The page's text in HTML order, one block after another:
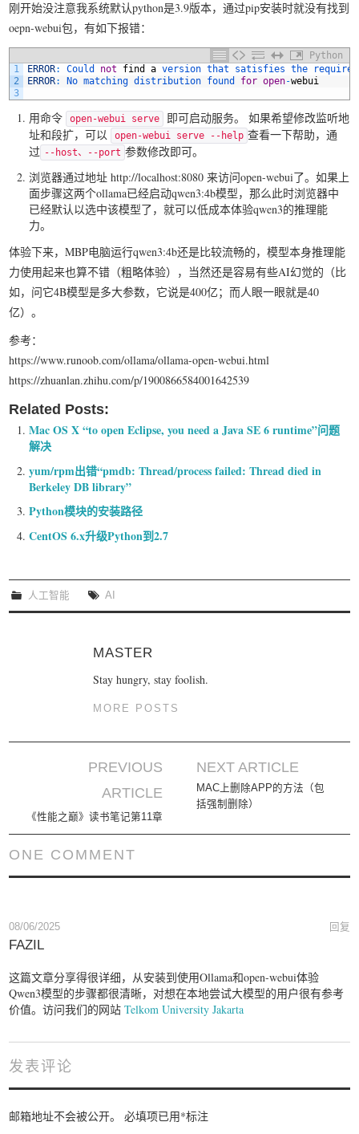
刚开始没注意我系统默认python是3.9版本，通过pip安装时就没有找到
oepn-webui包，有如下报错：
Python
1
2
3
ERROR: Could not find a version that satisfies the
ERROR: No matching distribution found for open-webui
用命令 open-webui serve
即可启动服务。 如果希望修改监听地
址和段扩，可以
open-webui serve --help 查看一下帮助，通
过 --host、--port 参数修改即可。
浏览器通过地址 http://localhost:8080 来访问open-webui了。如果上
面步骤这两个ollama已经启动qwen3:4b模型，那么此时浏览器中
已经默认以选中该模型了，就可以低成本体验qwen3的推理能
力。
体验下来，MBP电脑运行qwen3:4b还是比较流畅的，模型本身推理能
力使用起来也算不错（粗略体验），当然还是容易有些AI幻觉的（比
如，问它4B模型是多大参数，它说是400亿；而人眼一眼就是40
亿）。
参考：
https://www.runoob.com/ollama/ollama-open-webui.html
https://zhuanlan.zhihu.com/p/1900866584001642539
Related Posts:
Mac OS X “to open Eclipse, you need a Java SE 6 runtime”问题
解决
yum/rpm出错“pmdb: Thread/process failed: Thread died in
Berkeley DB library”
Python模块的安装路径
CentOS 6.x升级Python到2.7
人工智能 AI
MASTER
Stay hungry, stay foolish.
MORE POSTS
Post navigation
PREVIOUS
ARTICLE
《性能之巅》读书笔记第11章
NEXT ARTICLE
MAC上删除APP的方法（包
括强制删除）
ONE COMMENT
回复
08/06/2025
FAZIL
这篇文章分享得很详细，从安装到使用Ollama和open-webui体验
Qwen3模型的步骤都很清晰，对想在本地尝试大模型的用户很有参考
价值。访问我们的网站Telkom University Jakarta
发表评论
邮箱地址不会被公开。 必填项已用*标注